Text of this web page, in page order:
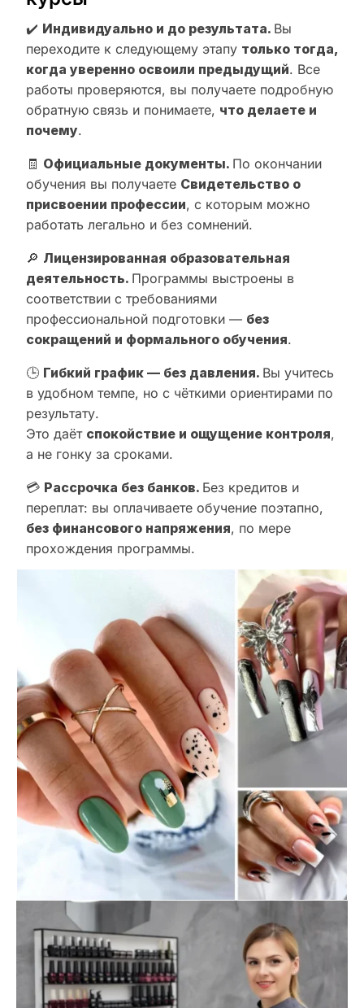
✔️ Индивидуально и до результата. Вы
переходите к следующему этапу только тогда,
когда уверенно освоили предыдущий. Все
работы проверяются, вы получаете подробную
обратную связь и понимаете, что делаете и
почему.
🧾 Официальные документы. По окончании
обучения вы получаете Свидетельство о
присвоении профессии, с которым можно
работать легально и без сомнений.
🔎 Лицензированная образовательная
деятельность. Программы выстроены в
соответствии с требованиями
профессиональной подготовки — без
сокращений и формального обучения.
🕒 Гибкий график — без давления. Вы учитесь
в удобном темпе, но с чёткими ориентирами по
результату.
Это даёт спокойствие и ощущение контроля,
а не гонку за сроками.
💳 Рассрочка без банков. Без кредитов и
переплат: вы оплачиваете обучение поэтапно,
без финансового напряжения, по мере
прохождения программы.